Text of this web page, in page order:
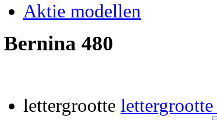
Aktie modellen
Bernina 480
lettergrootte